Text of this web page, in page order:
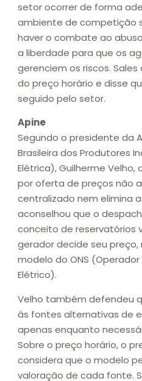
setor ocorrer de forma
ambiente de competição
haver o combate ao
a liberdade para que os
gerenciem os riscos.
do preço horário e disse
seguido pelo setor.
Apine
Segundo o presidente da
Brasileira dos Produtores
Elétrica), Guilherme
por oferta de preços não
centralizado nem elimina
aconselhou que o
conceito de reservatórios
gerador decide seu
modelo do ONS
Elétrico).
Velho também defendeu
às fontes alternativas de
apenas enquanto
Sobre o preço horário, o
considera que o modelo
valoração de cada fonte.